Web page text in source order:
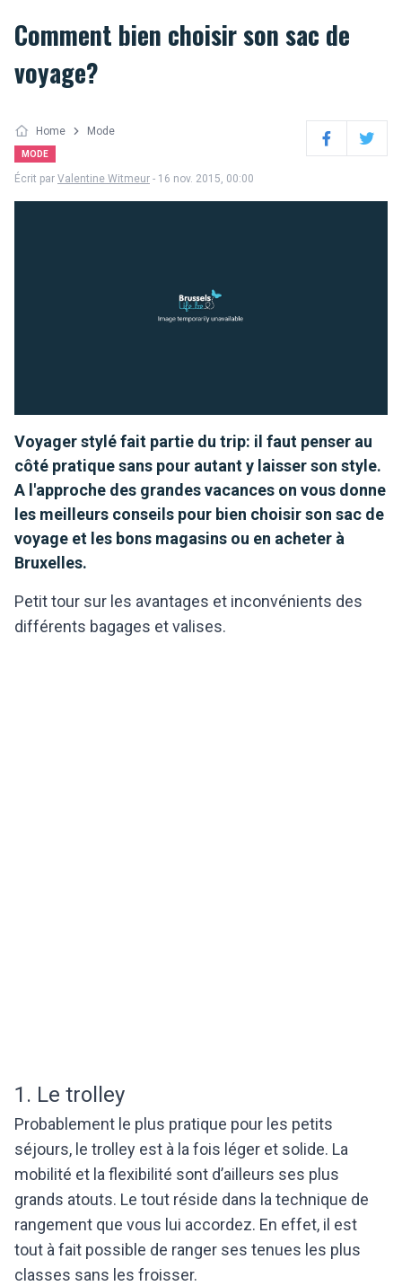
Comment bien choisir son sac de
voyage?
Home Mode
MODE FacebookTwitter
Écrit par Valentine Witmeur - 16 nov. 2015, 00:00
Voyager stylé fait partie du trip: il faut penser au
côté pratique sans pour autant y laisser son style.
A l'approche des grandes vacances on vous donne
les meilleurs conseils pour bien choisir son sac de
voyage et les bons magasins ou en acheter à
Bruxelles.
Petit tour sur les avantages et inconvénients des
différents bagages et valises.
1. Le trolley
Probablement le plus pratique pour les petits
séjours, le trolley est à la fois léger et solide. La
mobilité et la flexibilité sont d’ailleurs ses plus
grands atouts. Le tout réside dans la technique de
rangement que vous lui accordez. En effet, il est
tout à fait possible de ranger ses tenues les plus
classes sans les froisser.